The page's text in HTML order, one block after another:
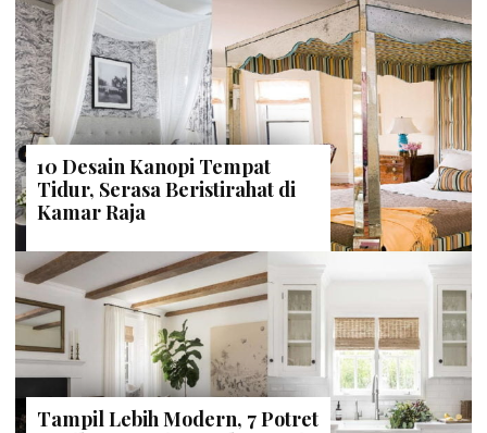
10 Desain Kanopi Tempat
Tidur, Serasa Beristirahat di
Kamar Raja
Tampil Lebih Modern, 7 Potret